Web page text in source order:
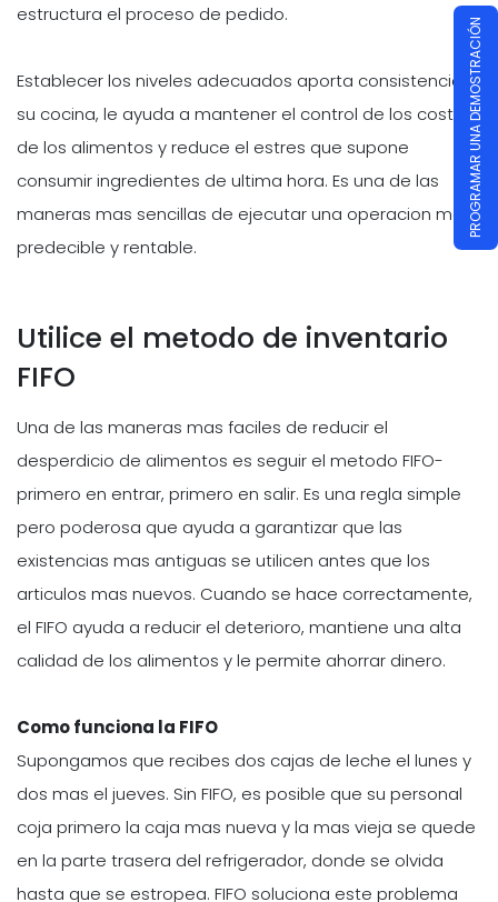
estructura el proceso de pedido.
Establecer los niveles adecuados aporta consistencia a
su cocina, le ayuda a mantener el control de los costos
de los alimentos y reduce el estres que supone
consumir ingredientes de ultima hora. Es una de las
maneras mas sencillas de ejecutar una operacion mas
predecible y rentable.
Utilice el metodo de inventario
FIFO
Una de las maneras mas faciles de reducir el
desperdicio de alimentos es seguir el metodo FIFO-
primero en entrar, primero en salir. Es una regla simple
pero poderosa que ayuda a garantizar que las
existencias mas antiguas se utilicen antes que los
articulos mas nuevos. Cuando se hace correctamente,
el FIFO ayuda a reducir el deterioro, mantiene una alta
calidad de los alimentos y le permite ahorrar dinero.
Como funciona la FIFO
Supongamos que recibes dos cajas de leche el lunes y
dos mas el jueves. Sin FIFO, es posible que su personal
coja primero la caja mas nueva y la mas vieja se quede
en la parte trasera del refrigerador, donde se olvida
hasta que se estropea. FIFO soluciona este problema
PROGRAMAR UNA DEMOSTRACIÓN